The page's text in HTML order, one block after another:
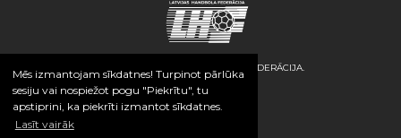
Mēs izmantojam sīkdatnes! Turpinot pārlūka
sesiju vai nospiežot pogu "Piekrītu", tu
apstiprini, ka piekrīti izmantot sīkdatnes.
Lasīt vairāk
© 2026 / LATVIJAS HANDBOLA FEDERĀCIJA.